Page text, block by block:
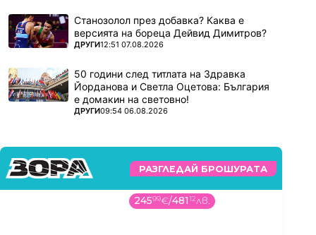
Станозолол през добавка? Каква е
версията на бореца Дейвид Димитров?
ПОВЕЧЕ ОТ
ДРУГИ12:51 07.08.2026
50 години след титлата на Здравка
Йорданова и Светла Оцетова: България
е домакин на световно!
ПОВЕЧЕ ОТ
ДРУГИ09:54 06.08.2026
РАЗГЛЕДАЙ БРОШУРАТА
24599€/48112лв.